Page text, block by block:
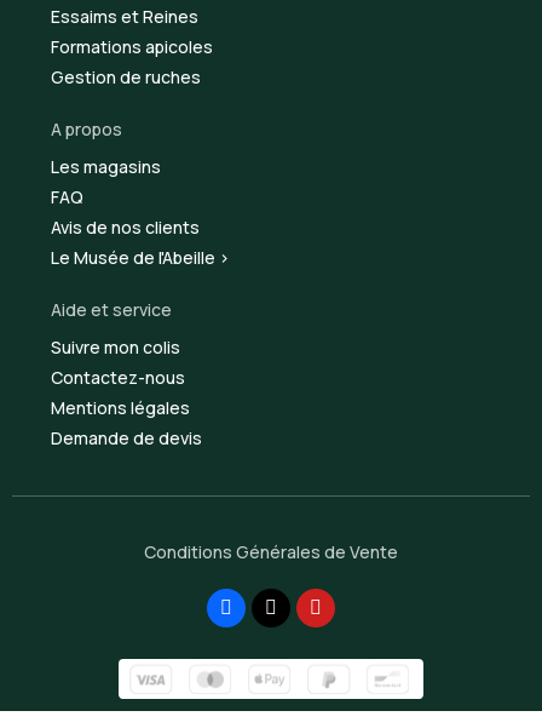
Essaims et Reines
Formations apicoles
Gestion de ruches
A propos
Les magasins
FAQ
Avis de nos clients
Le Musée de l'Abeille >
Aide et service
Suivre mon colis
Contactez-nous
Mentions légales
Demande de devis
Conditions Générales de Vente